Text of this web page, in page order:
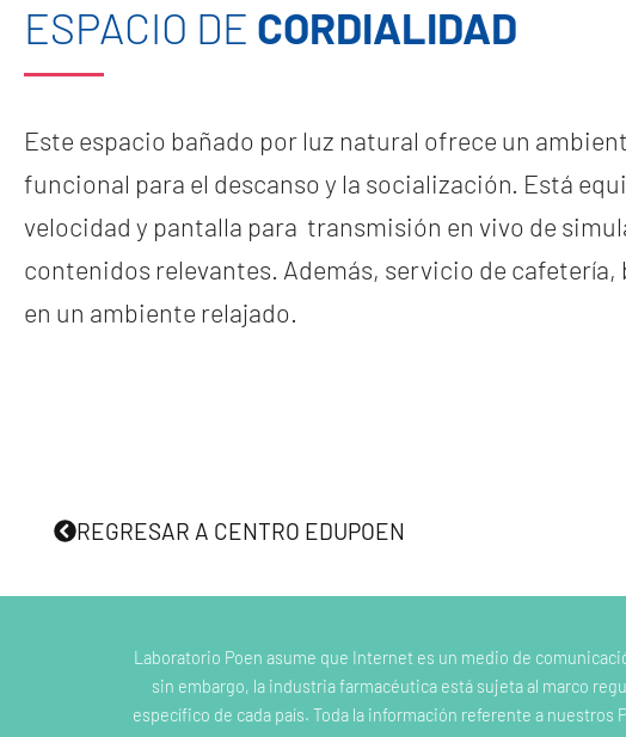
ESPACIO DE CORDIALIDAD
Este espacio bañado por luz natural ofrece un
funcional para el descanso y la socialización. Está
velocidad y pantalla para transmisión en vivo de
contenidos relevantes. Además, servicio de
en un ambiente relajado.
REGRESAR A CENTRO EDUPOEN
Laboratorio Poen asume que Internet es un medio de
sin embargo, la industria farmacéutica está sujeta al marco
específico de cada país. Toda la información referente a nuestros